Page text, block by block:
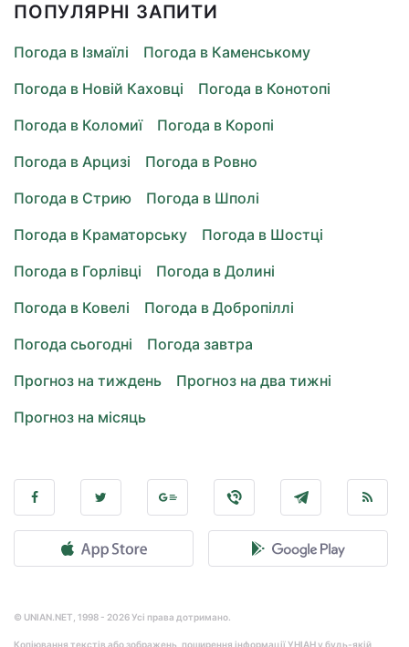
ПОПУЛЯРНІ ЗАПИТИ
Погода в Ізмаїлі
Погода в Каменському
Погода в Новій Каховці
Погода в Конотопі
Погода в Коломиї
Погода в Коропі
Погода в Арцизі
Погода в Ровно
Погода в Стрию
Погода в Шполі
Погода в Краматорську
Погода в Шостці
Погода в Горлівці
Погода в Долині
Погода в Ковелі
Погода в Добропіллі
Погода сьогодні
Погода завтра
Прогноз на тиждень
Прогноз на два тижні
Прогноз на місяць
© UNIAN.NET, 1998 - 2026 Усі права дотримано.
Копіювання текстів або зображень, поширення інформації УНІАН у будь-якій